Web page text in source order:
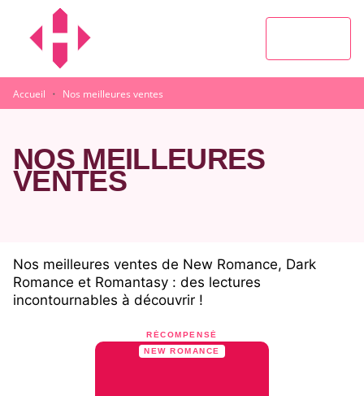
MENU
Accueil · Nos meilleures ventes
NOS MEILLEURES
VENTES
Nos meilleures ventes de New Romance, Dark
Romance et Romantasy : des lectures
incontournables à découvrir !
RÉCOMPENSÉ
NEW ROMANCE